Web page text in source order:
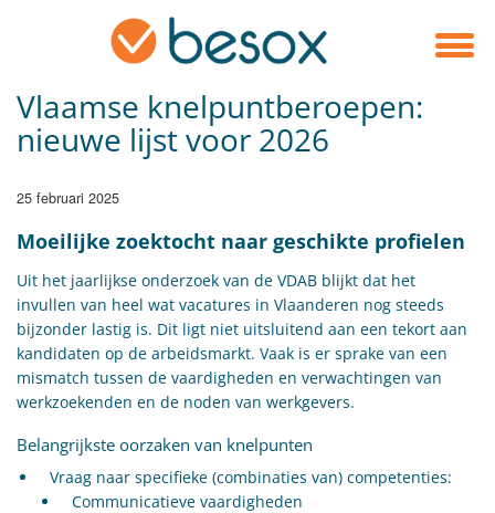
Vlaamse knelpuntberoepen:
nieuwe lijst voor 2026
25 februari 2025
Moeilijke zoektocht naar geschikte profielen
Uit het jaarlijkse onderzoek van de VDAB blijkt dat het
invullen van heel wat vacatures in Vlaanderen nog steeds
bijzonder lastig is. Dit ligt niet uitsluitend aan een tekort aan
kandidaten op de arbeidsmarkt. Vaak is er sprake van een
mismatch tussen de vaardigheden en verwachtingen van
werkzoekenden en de noden van werkgevers.
Belangrijkste oorzaken van knelpunten
Vraag naar specifieke (combinaties van) competenties:
Communicatieve vaardigheden